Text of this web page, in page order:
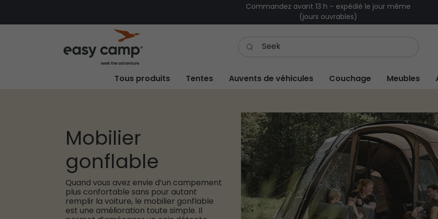
Commandez avant 13 h – expédié le jour même
(jours ouvrables)
Tous produits Tentes Auvents de véhicules Couchage Meubles
Mobilier
gonflable
Quand vous avez envie d’un campement
plus confortable sans pour autant
remplir la voiture, le mobilier gonflable
est une amélioration toute simple. Il